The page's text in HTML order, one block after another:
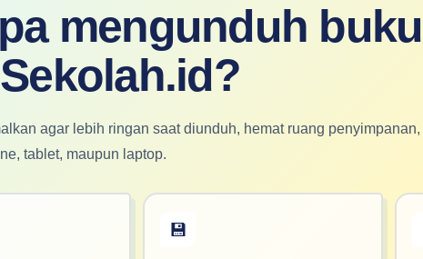
mengunduh
agar lebih ringan saat diunduh, hemat ruang
tablet, maupun laptop.
💾